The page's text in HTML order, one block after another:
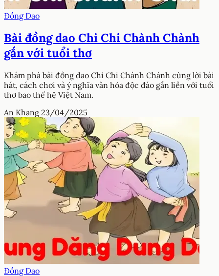
Đồng Dao
Bài đồng dao Chi Chi Chành Chành
gắn với tuổi thơ
Khám phá bài đồng dao Chi Chi Chành Chành cùng lời bài
hát, cách chơi và ý nghĩa văn hóa độc đáo gắn liền với tuổi
thơ bao thế hệ Việt Nam.
An Khang 23/04/2025
Đồng Dao